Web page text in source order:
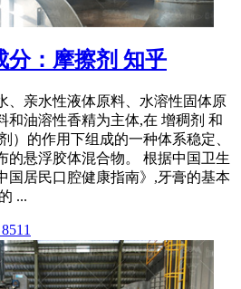
分：摩擦剂 知乎
、亲水性液体原料、水溶性固体原
和油溶性香精为主体,在 增稠剂 和
）的作用下组成的一种体系稳定、
的悬浮胶体混合物。 根据中国卫生
国居民口腔健康指南》,牙膏的基本
...